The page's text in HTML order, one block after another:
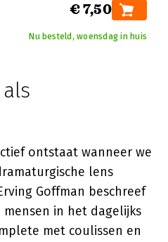
€ 7,50
Nu besteld, woensdag in huis
ontstaat wanneer we
lens
Goffman beschreef
in het dagelijks
met coulissen en